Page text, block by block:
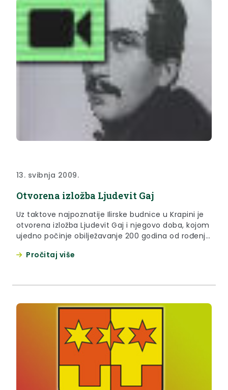
13. svibnja 2009.
Otvorena izložba Ljudevit Gaj
Uz taktove najpoznatije Ilirske budnice u Krapini je
otvorena izložba Ljudevit Gaj i njegovo doba, kojom
ujedno počinje obilježavanje 200 godina od rođenja
Pročitaj više